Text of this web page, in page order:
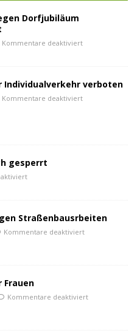
Dorfjubiläum
Kommentare deaktiviert
verboten
Kommentare deaktiviert
gesperrt
Straßenbausrbeiten
Kommentare deaktiviert
Frauen
Kommentare deaktiviert